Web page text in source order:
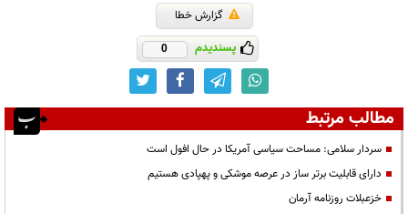
گزارش خطا
پسندیدم 0
مطالب مرتبط
سردار سلامی: مساحت سیاسی آمریکا در حال افول است
دارای قابلیت برتر ساز در عرصه موشکی و پهپادی هستیم
خزعبلات روزنامه آرمان